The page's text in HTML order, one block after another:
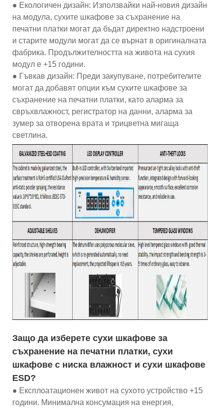
● Екологичен дизайн: Използвайки най-новия дизайн
на модула, сухите шкафове за съхранение на
печатни платки могат да бъдат директно надстроени
и старите модули могат да се върнат в оригиналната
фабрика. Продължителността на живота на сухия
модул е ​​+15 години.
● Гъвкав дизайн: Преди закупуване, потребителите
могат да добавят опции към сухите шкафове за
съхранение на печатни платки, като аларма за
свръхвлажност, регистратор на данни, аларма за
зумер за отворена врата и трицветна мигаща
светлина.
Защо да изберете сухи шкафове за
съхранение на печатни платки, сухи
шкафове с ниска влажност и сухи шкафове
ESD?
● Експлоатационен живот на сухото устройство +15
години. Минимална консумация на енергия,